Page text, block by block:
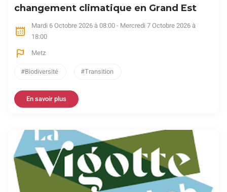
changement climatique en Grand Est
Mardi 6 Octobre 2026 à 08:00 - Mercredi 7 Octobre 2026 à
18:00
Metz
Biodiversité
Transition
En savoir plus